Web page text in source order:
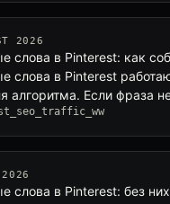
2026
слова в Pinterest: как
слова в Pinterest
алгоритма. Если фраза
слова в Pinterest: без